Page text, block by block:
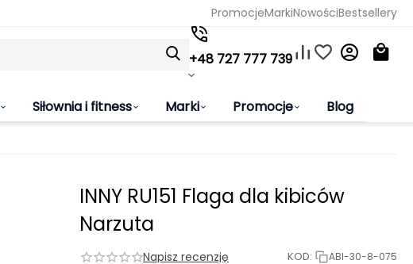
PromocjeMarkiNowościBestsellery
+48 727 777 739
Siłownia i fitness Marki Promocje Blog
INNY RU151 Flaga dla kibiców
Narzuta
Napisz recenzję KOD: ABI-30-8-075